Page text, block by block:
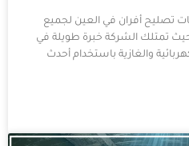
تصليح أفران في العين لجميع
حيث تمتلك الشركة خبرة طويلة في
والغازية باستخدام أحدث